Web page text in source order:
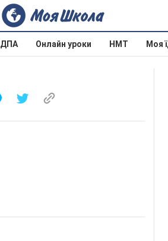
ДПА Онлайн уроки НМТ Моя